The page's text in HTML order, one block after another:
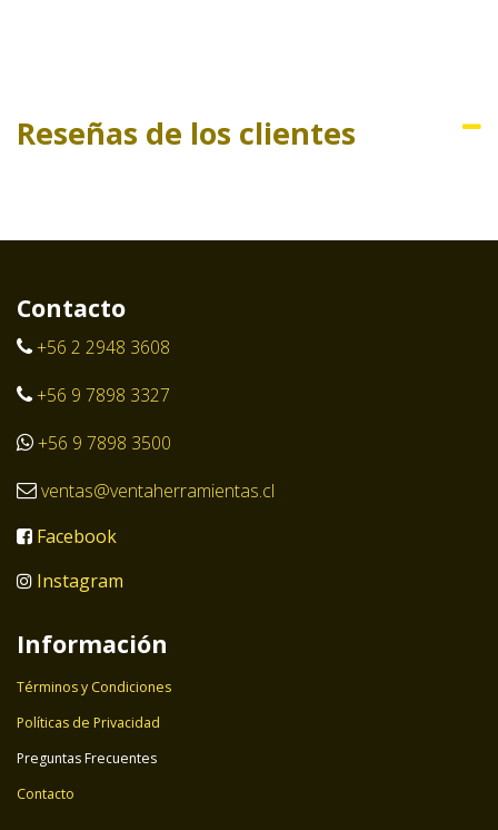
Reseñas de los clientes
Contacto
+56 2 2948 3608
+56 9 7898 3327
+56 9 7898 3500
ventas@ventaherramientas.cl
Facebook
Instagram
Información
Términos y Condiciones
Políticas de Privacidad
Preguntas Frecuentes
Contacto